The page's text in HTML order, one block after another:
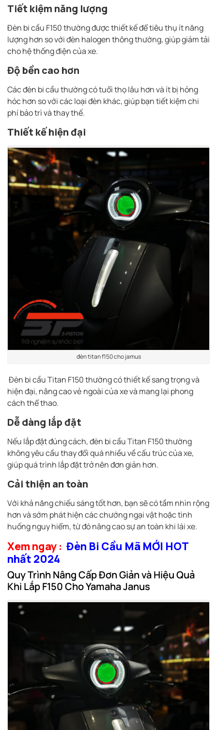
Tiết kiệm năng lượng
Đèn bi cầu F150 thường được thiết kế để tiêu thụ ít năng
lượng hơn so với đèn halogen thông thường, giúp giảm tải
cho hệ thống điện của xe.
Độ bền cao hơn
Các đèn bi cầu thường có tuổi thọ lâu hơn và ít bị hỏng
hóc hơn so với các loại đèn khác, giúp bạn tiết kiệm chi
phí bảo trì và thay thế.
Thiết kế hiện đại
đèn titan f150 cho jamus
Đèn bi cầu Titan F150 thường có thiết kế sang trọng và
hiện đại, nâng cao vẻ ngoài của xe và mang lại phong
cách thể thao.
Dễ dàng lắp đặt
Nếu lắp đặt đúng cách, đèn bi cầu Titan F150 thường
không yêu cầu thay đổi quá nhiều về cấu trúc của xe,
giúp quá trình lắp đặt trở nên đơn giản hơn.
Cải thiện an toàn
Với khả năng chiếu sáng tốt hơn, bạn sẽ có tầm nhìn rộng
hơn và sớm phát hiện các chướng ngại vật hoặc tình
huống nguy hiểm, từ đó nâng cao sự an toàn khi lái xe.
Xem ngay : Đèn Bi Cầu Mã MỚI HOT
nhất 2024
Quy Trình Nâng Cấp Đơn Giản và Hiệu Quả
Khi Lắp F150 Cho Yamaha Janus